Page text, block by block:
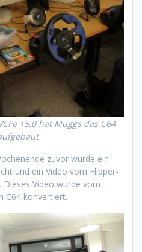
15.0 hat Muggs das C64
zuvor wurde ein
und ein Video vom Flipper-
Video wurde vom
C64 konvertiert.